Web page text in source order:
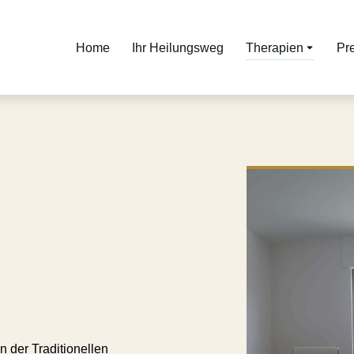
Home Ihr Heilungsweg Therapien
der Traditionellen